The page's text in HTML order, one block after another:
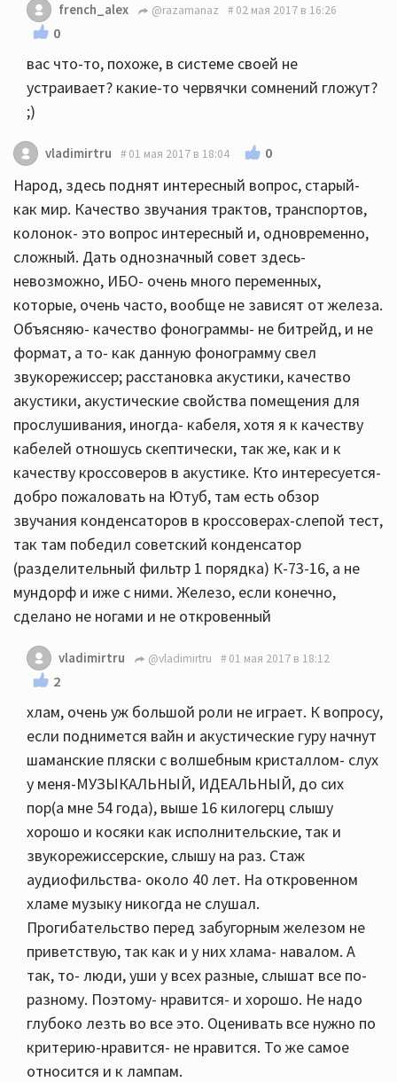
french_alex @razamanaz 02 мая 2017 в 16:26
0
вас что-то, похоже, в системе своей не
устраивает? какие-то червячки сомнений гложут?
;)
vladimirtru 01 мая 2017 в 18:04 0
Народ, здесь поднят интересный вопрос, старый-
как мир. Качество звучания трактов, транспортов,
колонок- это вопрос интересный и, одновременно,
сложный. Дать однозначный совет здесь-
невозможно, ИБО- очень много переменных,
которые, очень часто, вообще не зависят от железа.
Объясняю- качество фонограммы- не битрейд, и не
формат, а то- как данную фонограмму свел
звукорежиссер; расстановка акустики, качество
акустики, акустические свойства помещения для
прослушивания, иногда- кабеля, хотя я к качеству
кабелей отношусь скептически, так же, как и к
качеству кроссоверов в акустике. Кто интересуется-
добро пожаловать на Ютуб, там есть обзор
звучания конденсаторов в кроссоверах-слепой тест,
так там победил советский конденсатор
(разделительный фильтр 1 порядка) К-73-16, а не
мундорф и иже с ними. Железо, если конечно,
сделано не ногами и не откровенный
vladimirtru @vladimirtru 01 мая 2017 в 18:12
2
хлам, очень уж большой роли не играет. К вопросу,
если поднимется вайн и акустические гуру начнут
шаманские пляски с волшебным кристаллом- слух
у меня-МУЗЫКАЛЬНЫЙ, ИДЕАЛЬНЫЙ, до сих
пор(а мне 54 года), выше 16 килогерц слышу
хорошо и косяки как исполнительские, так и
звукорежиссерские, слышу на раз. Стаж
аудиофильства- около 40 лет. На откровенном
хламе музыку никогда не слушал.
Прогибательство перед забугорным железом не
приветствую, так как и у них хлама- навалом. А
так, то- люди, уши у всех разные, слышат все по-
разному. Поэтому- нравится- и хорошо. Не надо
глубоко лезть во все это. Оценивать все нужно по
критерию-нравится- не нравится. То же самое
относится и к лампам.